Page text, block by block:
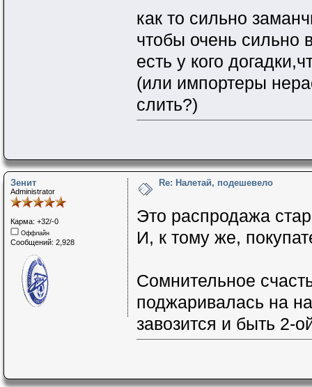
как то сильно
чтобы очень сильно
есть у кого
(или импортеры
слить?)
Зенит
Administrator
Карма: +32/-0
Оффлайн
Сообщений: 2,928
Re: Налетай, подешевело
Это распродажа
И, к тому же,
Сомнительное
поджаривалась на
завозится и быть 2-